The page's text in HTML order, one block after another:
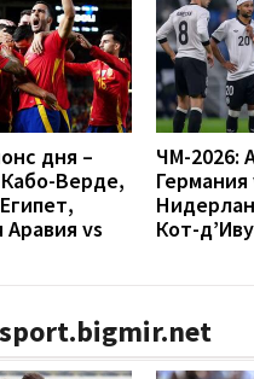
дня –
Верде,
Аравия vs
ЧМ-2026:
Кот-